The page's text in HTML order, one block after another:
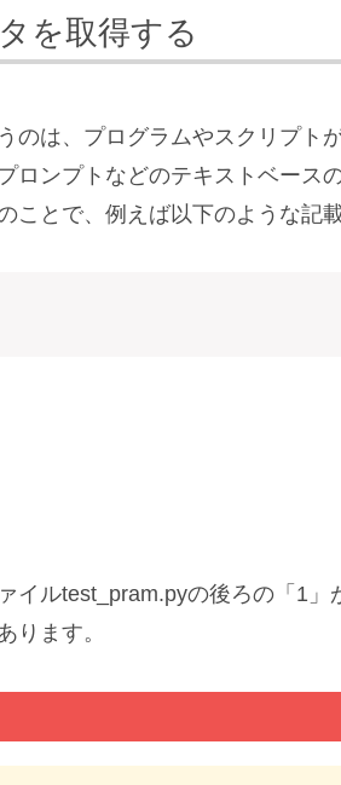
を取得する
のは、プログラムやスクリプト
ンプトなどのテキストベース
とで、例えば以下のような記
イルtest_pram.pyの後ろの「1」
ります。